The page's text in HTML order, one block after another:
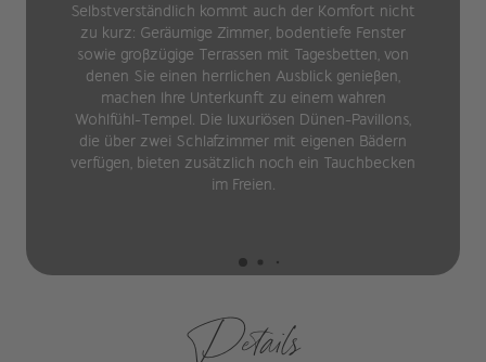
Selbstverständlich kommt auch der Komfort nicht
zu kurz: Geräumige Zimmer, bodentiefe Fenster
sowie großzügige Terrassen mit Tagesbetten, von
denen Sie einen herrlichen Ausblick genießen,
machen Ihre Unterkunft zu einem wahren
Wohlfühl-Tempel. Die luxuriösen Dünen-Pavillons,
die über zwei Schlafzimmer mit eigenen Bädern
verfügen, bieten zusätzlich noch ein Tauchbecken
im Freien.
Details